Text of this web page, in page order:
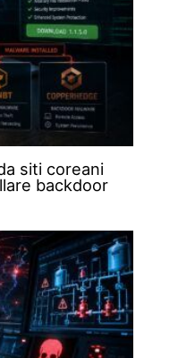
siti coreani
backdoor